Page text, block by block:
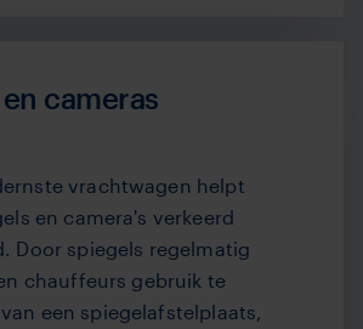
cameras
vrachtwagen helpt
en camera's verkeerd
Door spiegels regelmatig
chauffeurs gebruik te
een spiegelafstelplaats,